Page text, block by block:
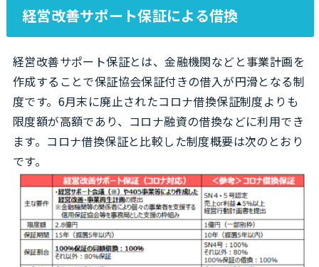
経営改善サポート保証による借換
経営改善サポート保証とは、金融機関などと事業計画を
作成することで保証協会保証付きの借入が円滑となる制
度です。6月末に廃止されたコロナ借換保証制度よりも
限度額が高額であり、コロナ融資の借換などに利用でき
ます。コロナ借換保証と比較した制度概要は次のとおり
です。